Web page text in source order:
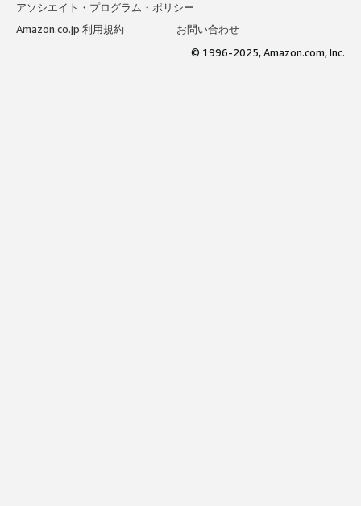
アソシエイト・プログラム・ポリシー
Amazon.co.jp 利用規約
お問い合わせ
© 1996-2025, Amazon.com, Inc.